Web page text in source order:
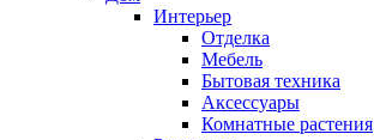
Интерьер
Отделка
Мебель
Бытовая техника
Аксессуары
Комнатные растения